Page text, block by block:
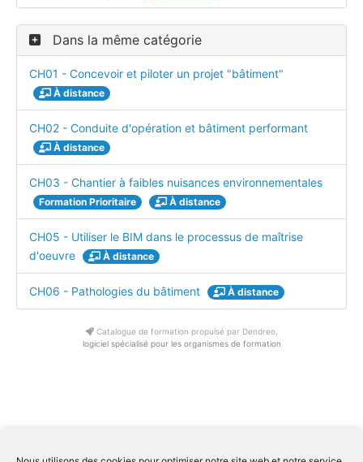
Dans la même catégorie
CH01 - Concevoir et piloter un projet "bâtiment"
À distance
CH02 - Conduite d'opération et bâtiment performant
À distance
CH03 - Chantier à faibles nuisances environnementales
Formation Prioritaire À distance
CH05 - Utiliser le BIM dans le processus de maîtrise
d'oeuvre
À distance
CH06 - Pathologies du bâtiment À distance
Catalogue de formation propulsé par Dendreo,
logiciel spécialisé pour les organismes de formation
Conditions générale de ventes Inter|Conditions générale de